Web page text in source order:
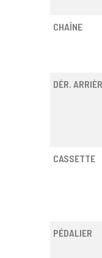
CHAÎNE
DÉR.
CASSETTE
PÉDALIER